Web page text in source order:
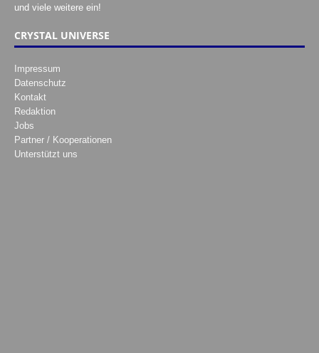
und viele weitere ein!
CRYSTAL UNIVERSE
Impressum
Datenschutz
Kontakt
Redaktion
Jobs
Partner / Kooperationen
Unterstützt uns